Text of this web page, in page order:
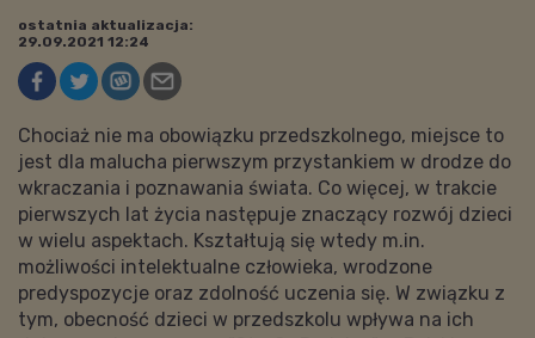
ostatnia aktualizacja:
29.09.2021 12:24
Chociaż nie ma obowiązku przedszkolnego, miejsce to
jest dla malucha pierwszym przystankiem w drodze do
wkraczania i poznawania świata. Co więcej, w trakcie
pierwszych lat życia następuje znaczący rozwój dzieci
w wielu aspektach. Kształtują się wtedy m.in.
możliwości intelektualne człowieka, wrodzone
predyspozycje oraz zdolność uczenia się. W związku z
tym, obecność dzieci w przedszkolu wpływa na ich